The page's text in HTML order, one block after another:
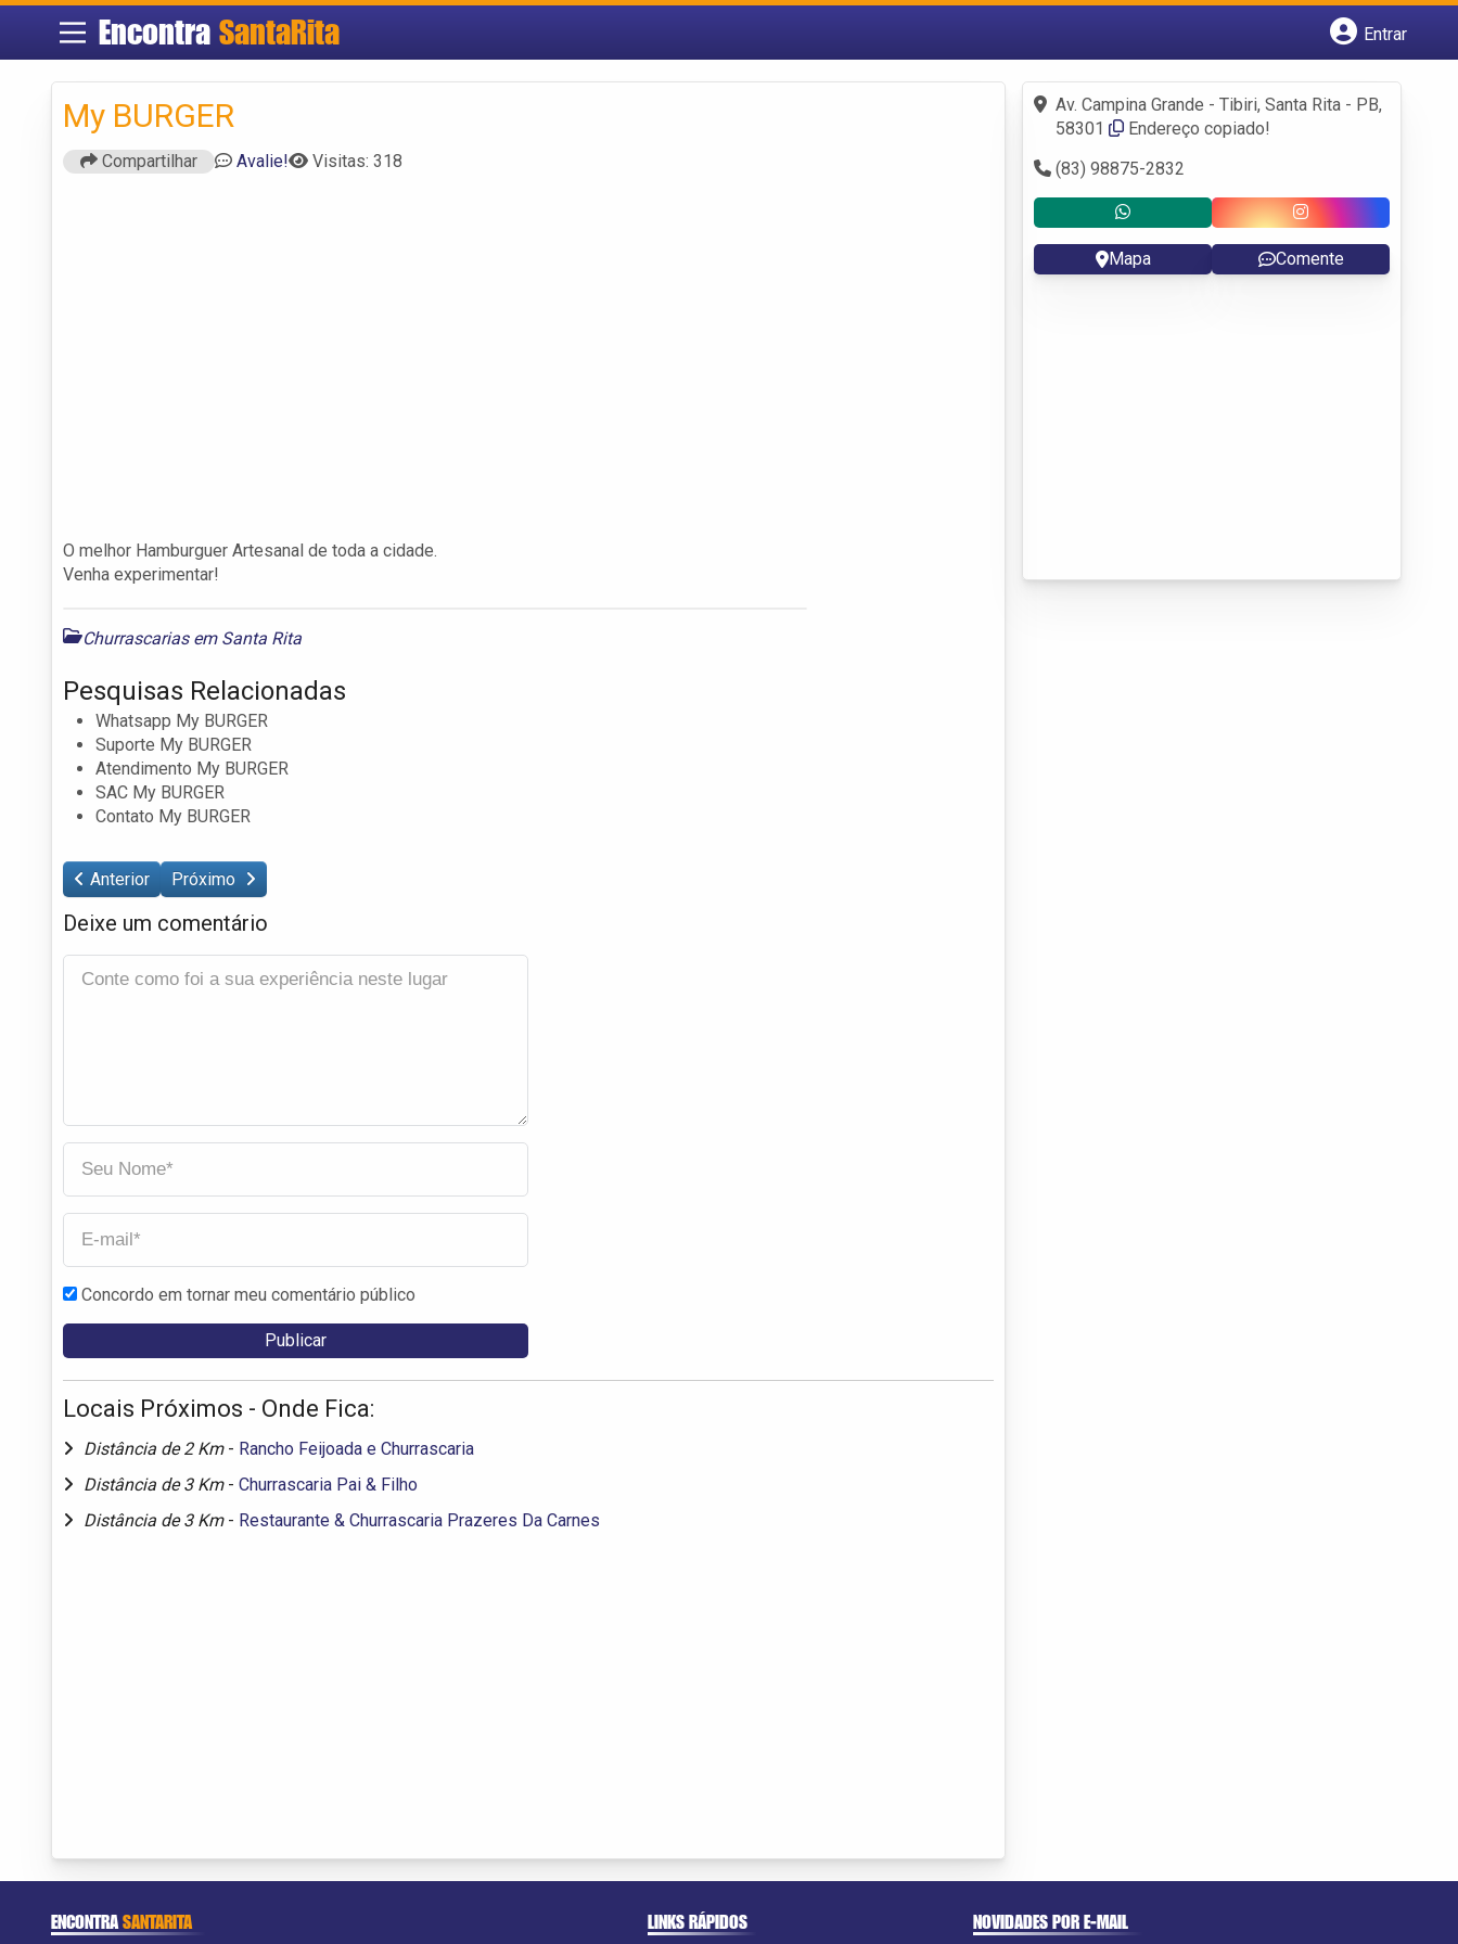
Encontra SantaRita
Entrar
Fazer login
Criar conta
My BURGER
Compartilhar Avalie! Visitas: 318
O melhor Hamburguer Artesanal de toda a cidade.
Venha experimentar!
Churrascarias em Santa Rita
Pesquisas Relacionadas
Whatsapp My BURGER
Suporte My BURGER
Atendimento My BURGER
SAC My BURGER
Contato My BURGER
Anterior Próximo
Deixe um comentário
Concordo em tornar meu comentário público
Locais Próximos - Onde Fica:
Distância de 2 Km - Rancho Feijoada e Churrascaria
Distância de 3 Km - Churrascaria Pai & Filho
Distância de 3 Km - Restaurante & Churrascaria Prazeres Da Carnes
Av. Campina Grande - Tibiri, Santa Rita - PB,
58301
Endereço copiado!
(83) 98875-2832
Mapa Comente
ENCONTRASANTARITA LINKS RÁPIDOS NOVIDADES POR E-MAIL